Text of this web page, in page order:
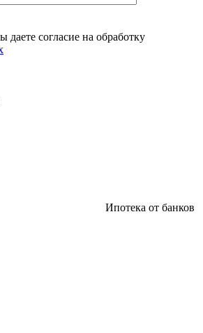
согласие на обработку
Ипотека от банков